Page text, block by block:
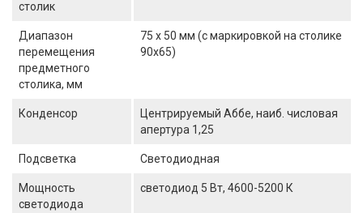
столик
Диапазон
перемещения
предметного
столика, мм
75 х 50 мм (с маркировкой на столике
90x65)
Конденсор
Центрируемый Аббе, наиб. числовая
апертура 1,25
Подсветка Светодиодная
Мощность
светодиода
светодиод 5 Вт, 4600-5200 К